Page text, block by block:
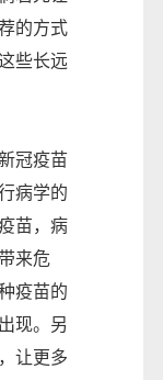
的方式
些长远
冠疫苗
病学的
苗，病
来危
疫苗的
现。另
让更多